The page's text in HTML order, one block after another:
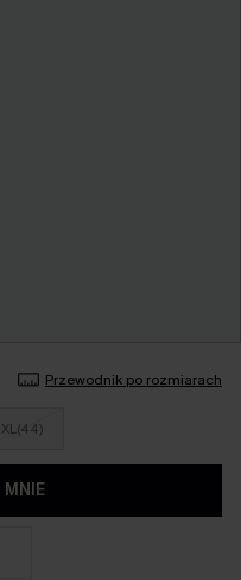
Przewodnik po rozmiarach
XL(44)